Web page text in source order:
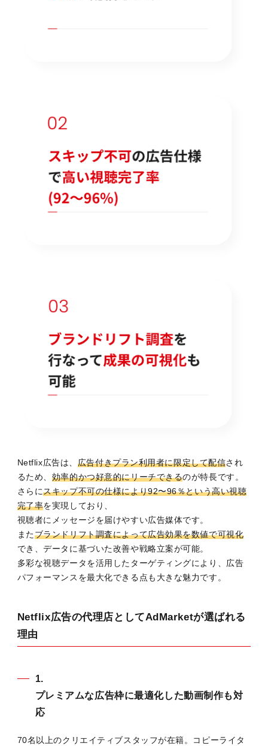
Netflix広告は、 広告付きプラン利用者に限定して配信され
るため、 効率的かつ好意的にリーチできるのが特長です。
さらにスキップ不可の仕様により92〜96％という高い視聴
完了率を実現しており、
視聴者にメッセージを届けやすい広告媒体です。
またブランドリフト調査によって広告効果を数値で可視化
でき、データに基づいた改善や戦略立案が可能。
多彩な視聴データを活用したターゲティングにより、広告
パフォーマンスを最大化できる点も大きな魅力です。
Netflix広告の代理店としてAdMarketが選ばれる
理由
1.
プレミアムな広告枠に最適化した動画制作も対
応
70名以上のクリエイティブスタッフが在籍。コピーライタ